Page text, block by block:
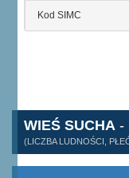
Kod SIMC
WIEŚ SUCHA -
(LICZBA LUDNOŚCI,